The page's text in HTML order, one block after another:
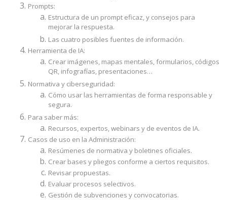
Prompts:
Estructura de un prompt eficaz, y consejos para
mejorar la respuesta.
Las cuatro posibles fuentes de información.
Herramienta de IA:
Crear imágenes, mapas mentales, formularios, códigos
QR, infografías, presentaciones…
Normativa y ciberseguridad:
Cómo usar las herramientas de forma responsable y
segura.
Para saber más:
Recursos, expertos, webinars y de eventos de IA.
Casos de uso en la Administración:
Resúmenes de normativa y boletines oficiales.
Crear bases y pliegos conforme a ciertos requisitos.
Revisar propuestas.
Evaluar procesos selectivos.
Gestión de subvenciones y convocatorias.